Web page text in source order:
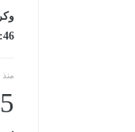
منذ 15 يومًا